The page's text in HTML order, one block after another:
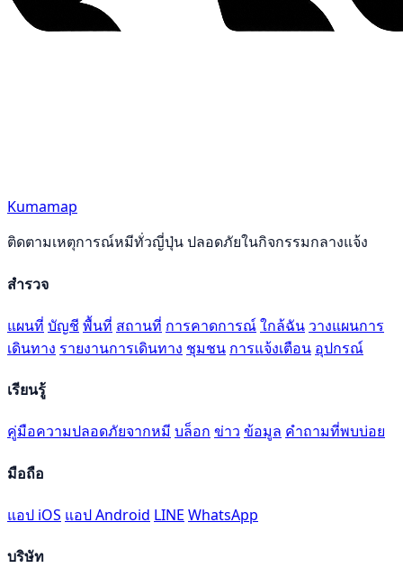
Kumamap
ติดตามเหตุการณ์หมีทั่วญี่ปุ่น ปลอดภัยในกิจกรรมกลางแจ้ง
สำรวจ
แผนที่ บัญชี พื้นที่ สถานที่ การคาดการณ์ใกล้ฉัน วางแผนการ
เดินทาง รายงานการเดินทาง ชุมชน การแจ้งเตือน อุปกรณ์
เรียนรู้
คู่มือความปลอดภัยจากหมี บล็อก ข่าว ข้อมูล คำถามที่พบบ่อย
มือถือ
แอป iOS แอป Android LINE WhatsApp
บริษัท